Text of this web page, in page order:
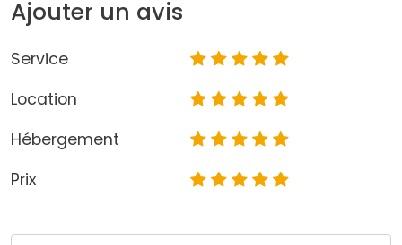
Ajouter un avis
Service
Location
Hébergement
Prix